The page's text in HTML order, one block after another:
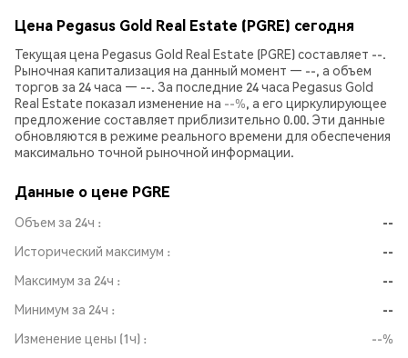
Цена Pegasus Gold Real Estate (PGRE) сегодня
Текущая цена Pegasus Gold Real Estate (PGRE) составляет --.
Рыночная капитализация на данный момент — --, а объем
торгов за 24 часа — --. За последние 24 часа Pegasus Gold
Real Estate показал изменение на --%, а его циркулирующее
предложение составляет приблизительно 0.00. Эти данные
обновляются в режиме реального времени для обеспечения
максимально точной рыночной информации.
Данные о цене PGRE
Объем за 24ч
--
Исторический максимум
--
Максимум за 24ч
--
Минимум за 24ч
--
Изменение цены (1ч)
--%